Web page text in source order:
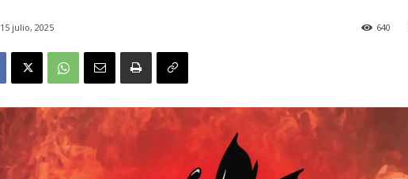
15 julio, 2025 640